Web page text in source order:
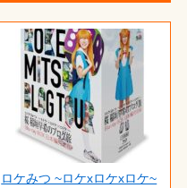
ロケみつ ~ロケxロケxロケ~